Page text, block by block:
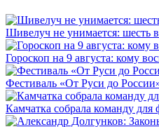
Шивелуч не унимается: шесть
Гороскоп на 9 августа: кому
Фестиваль «От Руси до
Камчатка собрала команду